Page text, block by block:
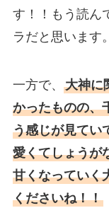
す！！もう読ん
ラだと思います。
一方で、 大神に
かったものの、
う感じが見てい
愛くてしょうが
甘くなっていく
くださいね！！